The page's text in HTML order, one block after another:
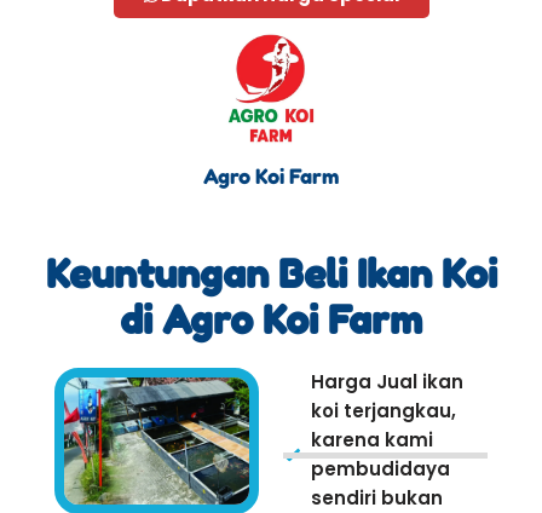
Agro Koi Farm
Keuntungan Beli Ikan Koi
di Agro Koi Farm
Harga Jual ikan
koi terjangkau,
karena kami
pembudidaya
sendiri bukan